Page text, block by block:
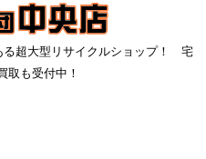
る超大型リサイクルショップ！ 宅
取も受付中！